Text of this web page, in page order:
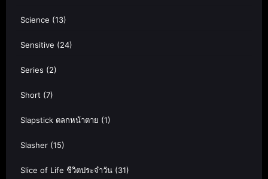
Science (13)
Sensitive (24)
Series (2)
Short (7)
Slapstick ตลกหน้าตาย (1)
Slasher (15)
Slice of Life ชีวิตประจำวัน (31)